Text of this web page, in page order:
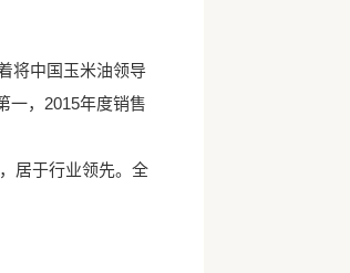
将中国玉米油领导
一，2015年度销售
居于行业领先。全